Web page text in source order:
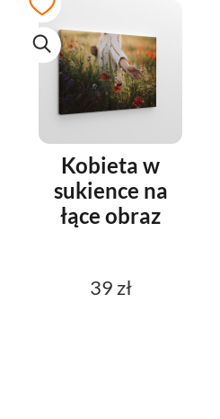
Kobieta w
sukience na
łące obraz
39 zł